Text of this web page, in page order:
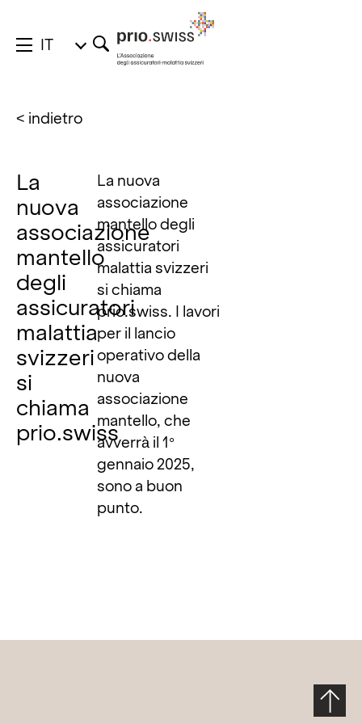
IT
< indietro
La
nuova
associazione
mantello
degli
assicuratori
malattia
svizzeri
si
chiama
prio.swiss
La nuova
associazione
mantello degli
assicuratori
malattia svizzeri
si chiama
prio.swiss. I lavori
per il lancio
operativo della
nuova
associazione
mantello, che
avverrà il 1°
gennaio 2025,
sono a buon
punto.